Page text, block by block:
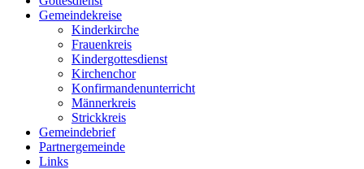
Gemeindekreise
Kinderkirche
Frauenkreis
Kindergottesdienst
Kirchenchor
Konfirmandenunterricht
Männerkreis
Strickkreis
Gemeindebrief
Partnergemeinde
Links